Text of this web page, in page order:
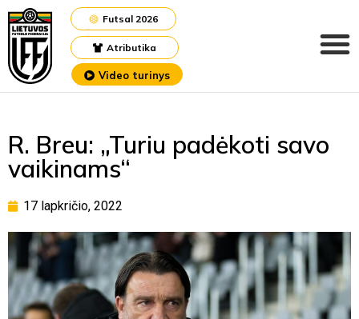
Atributika
Futsal 2026
Video turinys
R. Breu: „Turiu padėkoti savo
vaikinams“
17 lapkričio, 2022